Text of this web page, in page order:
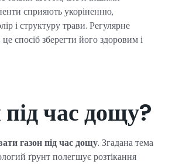
сприяють укоріненню,
і структуру трави. Регулярне
спосіб зберегти його здоровим і
час дощу?
газон під час дощу. Згадана тема
ґрунт полегшує розтікання